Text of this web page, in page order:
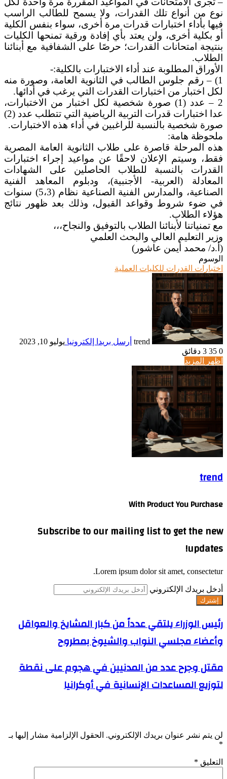
نوع من أنواع تلك القدرات، ولا يسمح للطالب الراسب
فيها بأداء اختبارات قدرات مرة أخرى، سواء بنفس الكلية
أو بكلية أخرى، ولن يعتد بأي إفادة ورقية تمنحها الكليات
بنتيجة امتحانات القدرات؛ حرصًا على الشفافية مع أبنائنا
الطلاب.
الأوراق المطلوبة عند أداء الاختبارات بالكلية:-
1) – رقم جلوس الطالب في الثانوية العامة، وصورة منه
لكل اختبار من اختبارات القدرات التي يرغب في أدائها.
2 – عدد (1) صورة شخصية لكل اختبار من الاختبارات،
عدا اختبارات قدرات التربية الرياضية التي تتطلب عدد (2)
صورة شخصية بالنسبة للراغبين في أداء هذه الاختبارات.
ملحوظة هامة:
هذه المرحلة قاصرة على طلاب الثانوية العامة المصرية
فقط، وسيتم الإعلان لاحقًا عن مواعيد إجراء اختبارات
القدرات بالنسبة للطلاب الحاصلين على الشهادات
المعادلة (العربية- الأجنبية)، ودبلوم المعاهد الفنية
الصناعية، والمدارس الفنية الصناعية نظام (5،3) سنوات
في ضوء شروط وقواعد القبول، وذلك بعد ظهور نتائج
هؤلاء الطلاب.
مع تمنياتنا لأبنائنا الطلاب بالتوفيق والنجاح،،،
وزير التعليم العالي والبحث العلمي
(أ.د/ محمد أيمن عاشور)
الوسوم
اختبارات القدرات للكليات العملية
trend أرسل بريدا إلكترونيا يوليو 10, 2023
0
3 دقائق
اظهر المزيد
trend
With Product You Purchase
Subscribe to our mailing list to get the new
updates!
Lorem ipsum dolor sit amet, consectetur.
أدخل بريدك الإلكتروني
رئيس الوزراء يلتقي عدداً من كبار المشايخ والعواقل
وأعضاء مجلسي النواب والشيوخ بمطروح
مقتل وجرح عدد من المدنيين في هجوم على نقطة
لتوزيع المساعدات الإنسانية في أوكرانيا
لن يتم نشر عنوان بريدك الإلكتروني. الحقول الإلزامية مشار إليها بـ
*
التعليق *